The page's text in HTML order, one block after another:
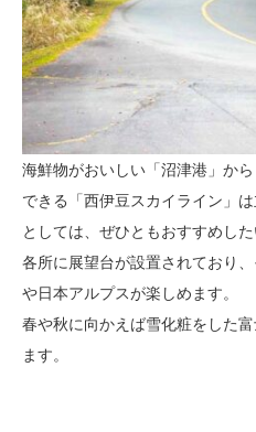
海鮮物がおいしい「沼津港」か
できる「西伊豆スカイライン」
としては、ぜひともおすすめした
各所に展望台が設置されており
や日本アルプスが楽しめます。
春や秋に向かえば雪化粧をした
ます。